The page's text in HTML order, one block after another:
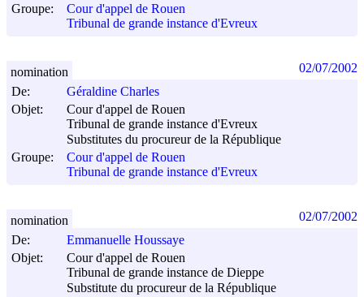
Groupe:
Cour d'appel de Rouen
Tribunal de grande instance d'Evreux
De:
Géraldine Charles
Objet:
Cour d'appel de Rouen
Tribunal de grande instance d'Evreux
Substitutes du procureur de la République
Groupe:
Cour d'appel de Rouen
Tribunal de grande instance d'Evreux
nomination 02/07/2002
De:
Emmanuelle Houssaye
Objet:
Cour d'appel de Rouen
Tribunal de grande instance de Dieppe
Substitute du procureur de la République
nomination 02/07/2002